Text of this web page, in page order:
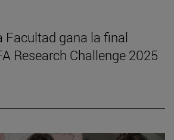
Facultad gana la final
Research Challenge 2025